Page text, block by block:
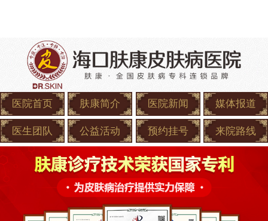
医院首页 肤康简介 医院新闻 媒体报道
医生团队 公益活动 预约挂号 来院路线